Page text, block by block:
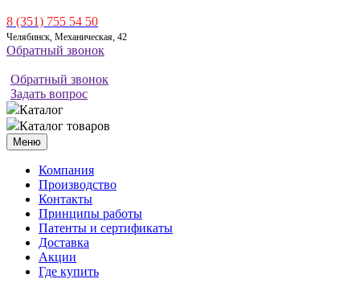
8 (351) 755 54 50
Челябинск, Механическая, 42
Обратный звонок
Обратный звонок
Задать вопрос
Каталог
Каталог товаров
Меню
Компания
Производство
Контакты
Принципы работы
Патенты и сертификаты
Доставка
Акции
Где купить